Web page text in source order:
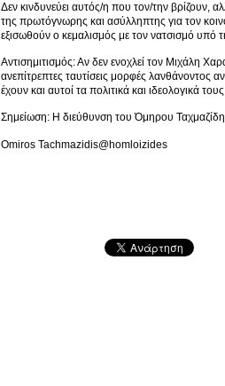
Δεν κινδυνεύει αυτός/η που τον/την βρίζουν,
της πρωτόγνωρης και ασύλληπτης για τον
εξισωθούν ο κεμαλισμός με τον νατσισμό υπό
Αντισημιτισμός: Αν δεν ενοχλεί τον Μιχάλη
ανεπίτρεπτες ταυτίσεις μορφές λανθάνοντος
έχουν και αυτοί τα πολιτικά και ιδεολογικά
Σημείωση: Η διεύθυνση του Όμηρου Ταχμαζίδη
Omiros Tachmazidis@homloizides